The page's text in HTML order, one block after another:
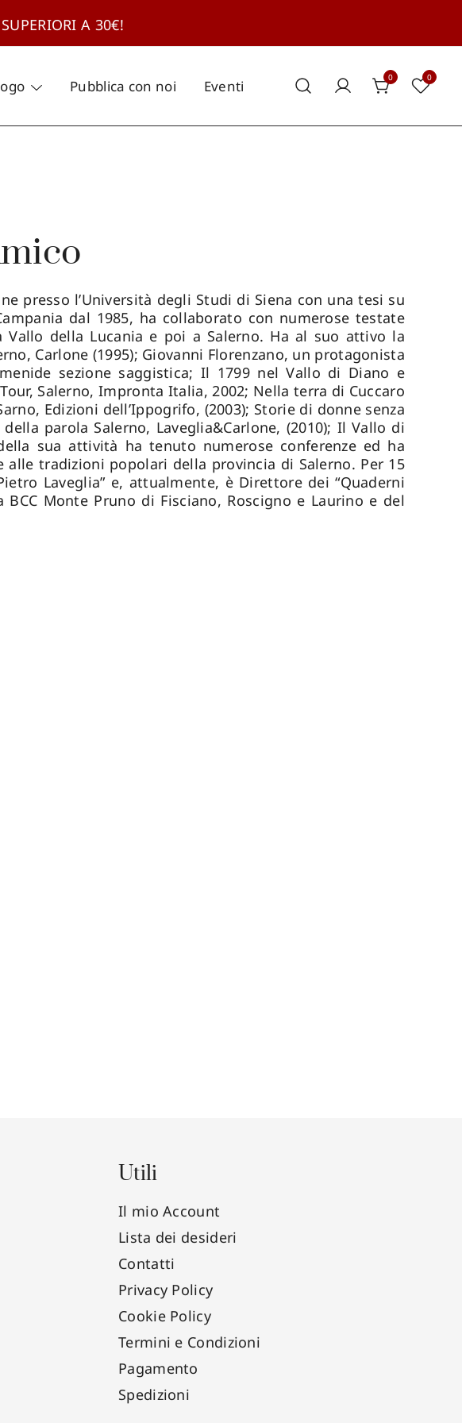
A 30€!
Pubblica con noi Eventi 0 0
presso l’Università degli Studi di Siena con una tesi su
dal 1985, ha collaborato con numerose testate
della Lucania e poi a Salerno. Ha al suo attivo la
Carlone (1995); Giovanni Florenzano, un protagonista
sezione saggistica; Il 1799 nel Vallo di Diano e
Salerno, Impronta Italia, 2002; Nella terra di Cuccaro
Edizioni dell’Ippogrifo, (2003); Storie di donne senza
parola Salerno, Laveglia&Carlone, (2010); Il Vallo di
sua attività ha tenuto numerose conferenze ed ha
tradizioni popolari della provincia di Salerno. Per 15
Laveglia” e, attualmente, è Direttore dei “Quaderni
BCC Monte Pruno di Fisciano, Roscigno e Laurino e del
Utili
Il mio Account
Lista dei desideri
Contatti
Privacy Policy
Cookie Policy
Termini e Condizioni
Pagamento
Spedizioni